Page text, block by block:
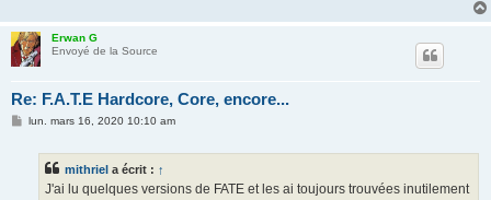
Erwan G
Envoyé de la Source
Re: F.A.T.E Hardcore, Core, encore...
Mlun. mars 16, 2020 10:10 am
mithriel a écrit : ↑
J'ai lu quelques versions de FATE et les ai toujours trouvées inutilement